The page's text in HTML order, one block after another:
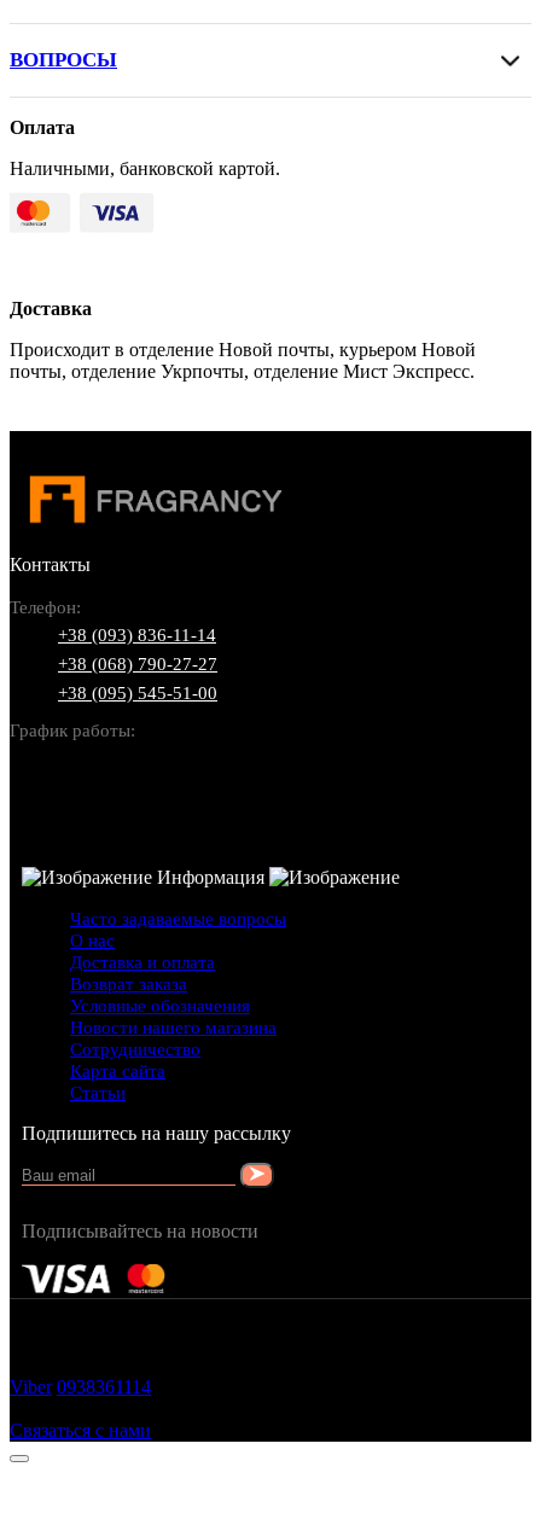
ВОПРОСЫ
Оплата
Наличными, банковской картой.
Доставка
Происходит в отделение Новой почты, курьером Новой
почты, отделение Укрпочты, отделение Мист Экспресс.
Контакты
Телефон:
+38 (093) 836-11-14
+38 (068) 790-27-27
+38 (095) 545-51-00
График работы:
Информация
Часто задаваемые вопросы
О нас
Доставка и оплата
Возврат заказа
Условные обозначения
Новости нашего магазина
Сотрудничество
Карта сайта
Статьи
Подпишитесь на нашу рассылку
Подписывайтесь на новости
Viber 0938361114
Связаться с нами